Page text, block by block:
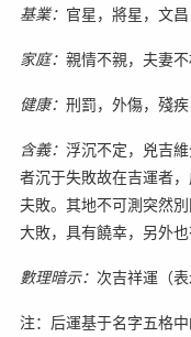
基業： 官星，將星，文
家庭： 親情不親，夫妻不
健康： 刑罰，外傷，殘疾
含義： 浮沉不定，兇吉
者沉于失敗故在吉運者
夫敗。其地不可測突然
大敗，具有饒幸，另外
數理暗示： 次吉祥運（
注：后運基于名字五格